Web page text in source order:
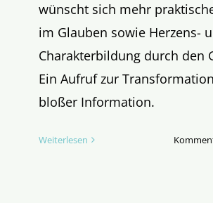
wünscht sich mehr
im Glauben sowie Herzens-
Charakterbildung durch den
Ein Aufruf zur
bloßer Information.
Weiterlesen